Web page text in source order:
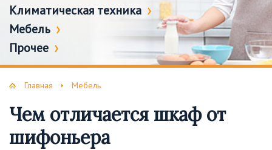
Климатическая техника
Мебель
Прочее
Главная Мебель
Чем отличается шкаф от
шифоньера